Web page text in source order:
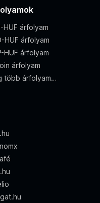
HUF árfolyam
HUF árfolyam
HUF árfolyam
árfolyam
több árfolyam…